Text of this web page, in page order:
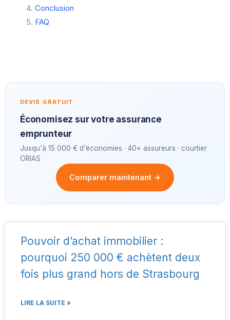
Conclusion
FAQ
DEVIS GRATUIT
Économisez sur votre assurance
emprunteur
Jusqu'à 15 000 € d'économies · 40+ assureurs · courtier
ORIAS
Comparer maintenant →
Pouvoir d’achat immobilier :
pourquoi 250 000 € achètent deux
fois plus grand hors de Strasbourg
LIRE LA SUITE »